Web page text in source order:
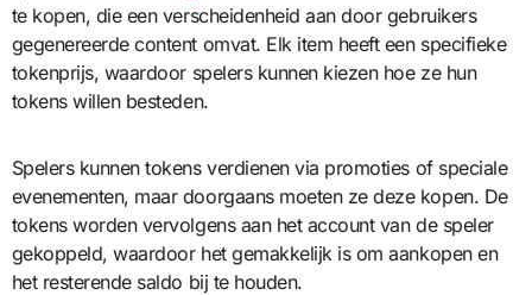
te kopen, die een verscheidenheid aan door gebruikers
gegenereerde content omvat. Elk item heeft een specifieke
tokenprijs, waardoor spelers kunnen kiezen hoe ze hun
tokens willen besteden.
Spelers kunnen tokens verdienen via promoties of speciale
evenementen, maar doorgaans moeten ze deze kopen. De
tokens worden vervolgens aan het account van de speler
gekoppeld, waardoor het gemakkelijk is om aankopen en
het resterende saldo bij te houden.